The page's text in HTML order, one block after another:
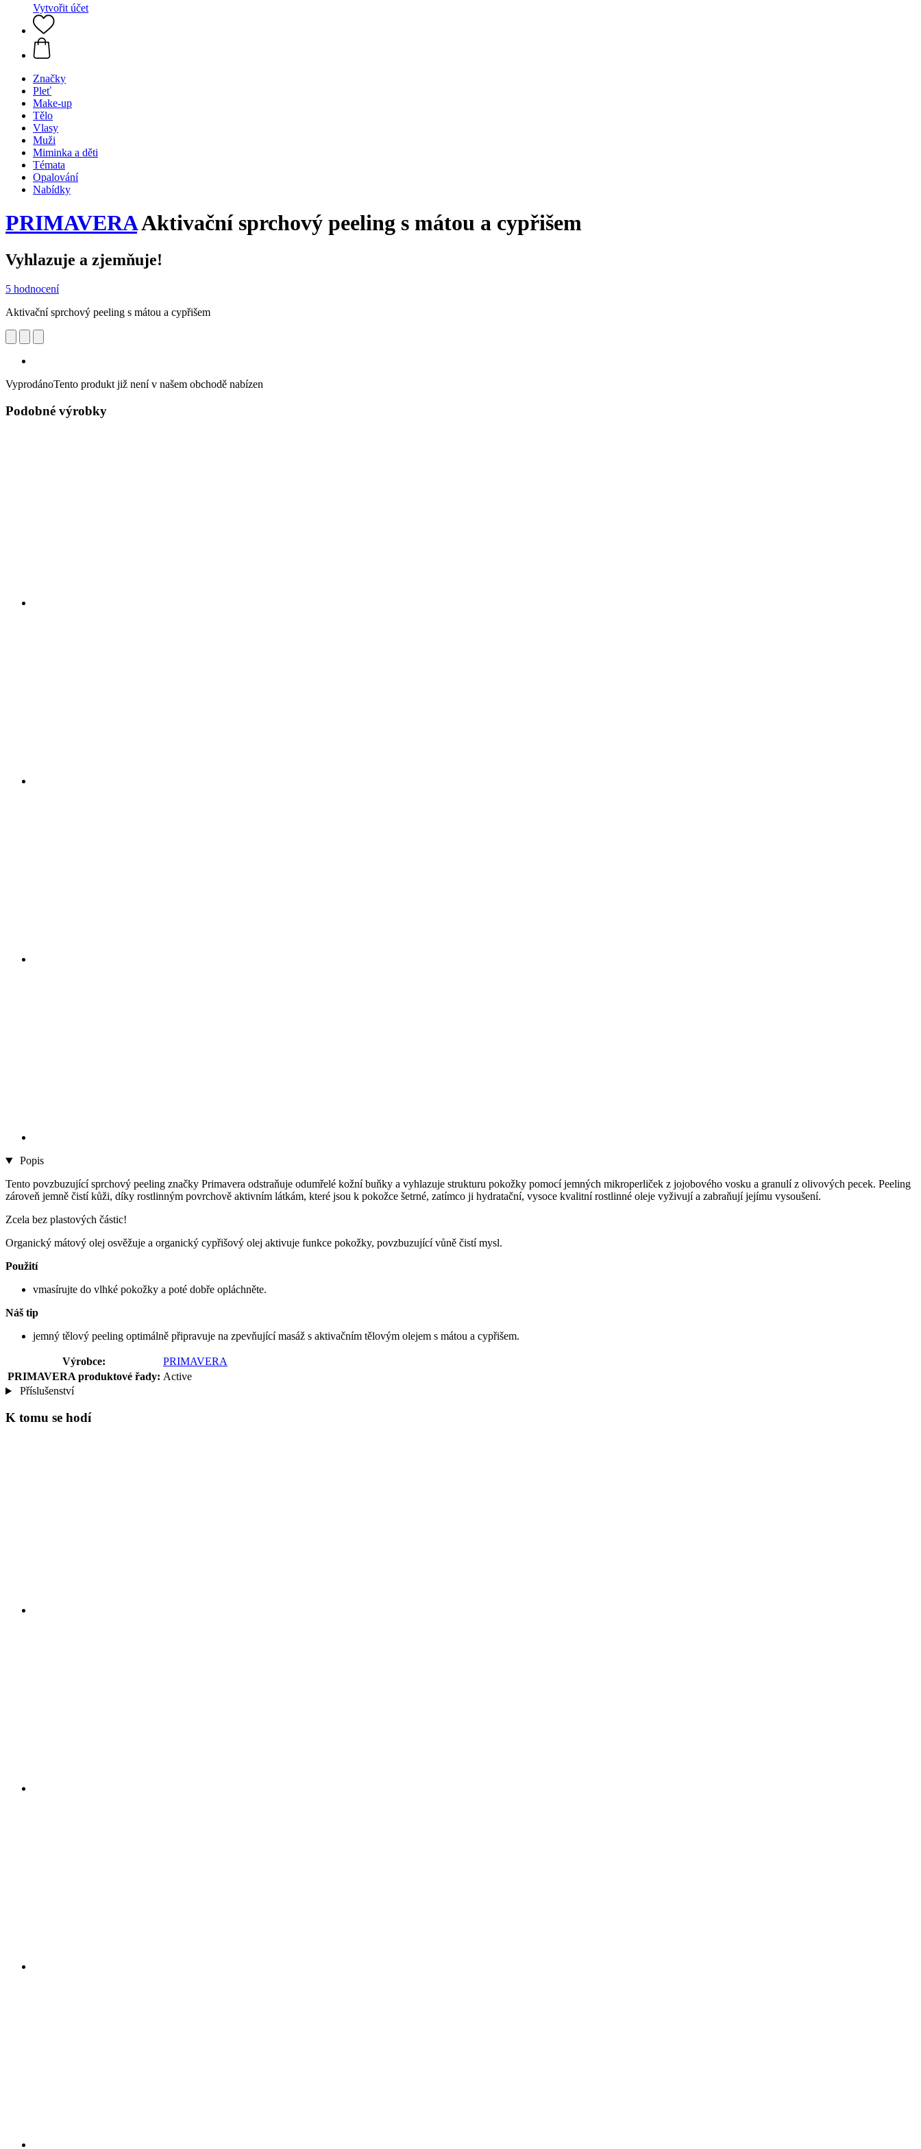
Vytvořit účet
Značky
Pleť
Make-up
Tělo
Vlasy
Muži
Miminka a děti
Témata
Opalování
Nabídky
PRIMAVERAAktivační sprchový peeling s mátou a cypřišem
Vyhlazuje a zjemňuje!
5 hodnocení
Aktivační sprchový peeling s mátou a cypřišem
VyprodánoTento produkt již není v našem obchodě nabízen
Podobné výrobky
Popis
Tento povzbuzující sprchový peeling značky Primavera odstraňuje odumřelé kožní buňky a vyhlazuje strukturu pokožky pomocí jemných mikroperliček z jojobového vosku a granulí z olivových pecek. Peeling
zároveň jemně čistí kůži, díky rostlinným povrchově aktivním látkám, které jsou k pokožce šetrné, zatímco ji hydratační, vysoce kvalitní rostlinné oleje vyživují a zabraňují jejímu vysoušení.
Zcela bez plastových částic!
Organický mátový olej osvěžuje a organický cypřišový olej aktivuje funkce pokožky, povzbuzující vůně čistí mysl.
Použití
vmasírujte do vlhké pokožky a poté dobře opláchněte.
Náš tip
jemný tělový peeling optimálně připravuje na zpevňující masáž s aktivačním tělovým olejem s mátou a cypřišem.
Výrobce:
PRIMAVERA
PRIMAVERA produktové řady: Active
Příslušenství
K tomu se hodí